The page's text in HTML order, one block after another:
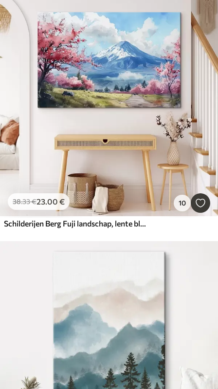
38.33€23.00 € 10
Schilderijen Berg Fuji landschap, lente bloeiende natuur, kersenbomen, Japans